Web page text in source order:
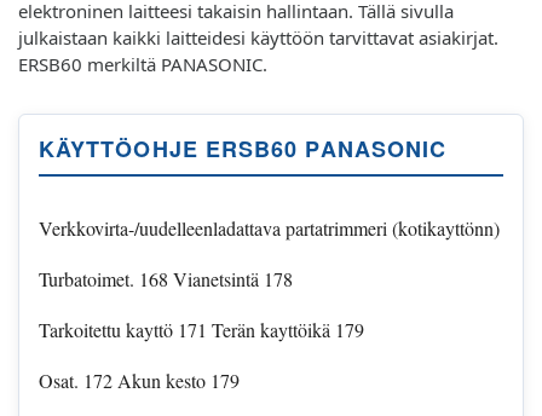
elektroninen laitteesi takaisin hallintaan. Tällä sivulla
julkaistaan kaikki laitteidesi käyttöön tarvittavat asiakirjat.
ERSB60 merkiltä PANASONIC.
KÄYTTÖOHJE ERSB60 PANASONIC
Verkkovirta-/uudelleenladattava partatrimmeri (kotikayttönn)
Turbatoimet. 168 Vianetsintä 178
Tarkoitettu kayttö 171 Terän kayttöikä 179
Osat. 172 Akun kesto 179